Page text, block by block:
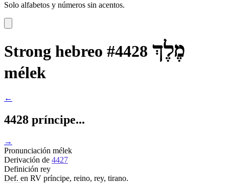
Solo alfabetos y números sin acentos.
Strong hebreo #4428 מֶלֶךְ
mélek
←
4428 príncipe...
→
Pronunciación mélek
Derivación de 4427
Definición rey
Def. en RV príncipe, reino, rey, tirano.